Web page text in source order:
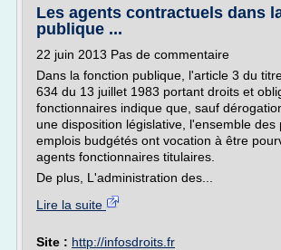
Les agents contractuels dans
publique ...
22 juin 2013 Pas de commentaire
Dans la fonction publique, l'article 3 du
634 du 13 juillet 1983 portant droits et
fonctionnaires indique que, sauf
une disposition législative, l'ensemble des
emplois budgétés ont vocation à être
agents fonctionnaires titulaires.
De plus, L'administration des...
Lire la suite
Site : http://infosdroits.fr